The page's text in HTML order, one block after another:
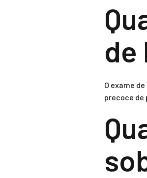
de
O exame
precoce de